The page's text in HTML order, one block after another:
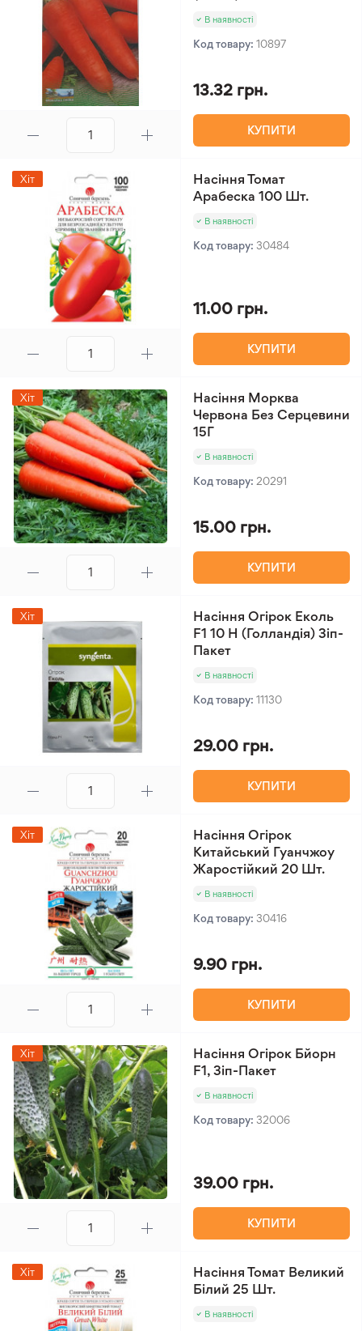
В наявності
Код товару: 10897
13.32 грн.
КУПИТИ
Хіт
Насіння Томат
Арабеска 100 Шт.
В наявності
Код товару: 30484
11.00 грн.
КУПИТИ
Хіт
Насіння Морква
Червона Без Серцевини
15Г
В наявності
Код товару: 20291
15.00 грн.
КУПИТИ
Хіт
Насіння Огірок Еколь
F1 10 Н (Голландія) Зіп-
Пакет
В наявності
Код товару: 11130
29.00 грн.
КУПИТИ
Хіт
Насіння Огірок
Китайський Гуанчжоу
Жаростійкий 20 Шт.
В наявності
Код товару: 30416
9.90 грн.
КУПИТИ
Хіт
Насіння Огірок Бйорн
F1, Зіп-Пакет
В наявності
Код товару: 32006
39.00 грн.
КУПИТИ
Хіт
Насіння Томат Великий
Білий 25 Шт.
В наявності